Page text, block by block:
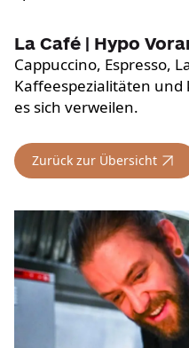
La Café | Hypo
Cappuccino, Espresso,
Kaffeespezialitäten und
es sich verweilen.
Zurück zur Übersicht